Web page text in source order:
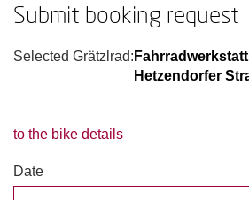
Submit booking request
Selected Grätzlrad:
Hetzendorfer
to the bike details
Date